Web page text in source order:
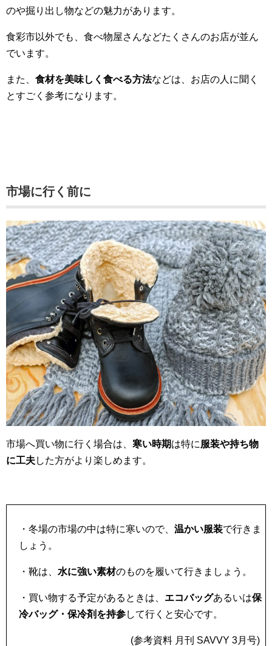
のや掘り出し物などの魅力があります。
食彩市以外でも、食べ物屋さんなどたくさんのお店が並ん
でいます。
また、 食材を美味しく食べる方法などは、お店の人に聞く
とすごく参考になります。
市場に行く前に
市場へ買い物に行く場合は、 寒い時期は特に服装や持ち物
に工夫した方がより楽しめます。
・冬場の市場の中は特に寒いので、 温かい服装で行きま
しょう。
・靴は、 水に強い素材のものを履いて行きましょう。
・買い物する予定があるときは、 エコバッグあるいは保
冷バッグ・保冷剤を持参して行くと安心です。
(参考資料 月刊 SAVVY 3月号)